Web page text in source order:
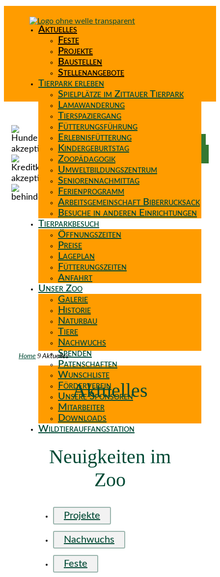
Aktuelles
Feste
Projekte
Baustellen
Stellenangebote
Tierpark erleben
Spielplätze im Zittauer Tierpark
Lamawanderung
Tierspaziergang
Fütterungsführung
Erlebnisfütterung
Kindergeburtstag
Zoopädagogik
Umweltbildungszentrum
Seniorennachmittag
Ferienprogramm
Arbeitsgemeinschaft Biberrucksack
Besuche in anderen Einrichtungen
Tierparkbesuch
Öffnungszeiten
Preise
Lageplan
Fütterungszeiten
Anfahrt
Unser Zoo
Galerie
Historie
Naturbau
Tiere
Nachwuchs
Spenden
Patenschaften
Wunschliste
Förderverein
Unsere Sponsoren
Mitarbeiter
Downloads
Wildtierauffangstation
Home 9 Aktuelles
Aktuelles
Neuigkeiten im
Zoo
Projekte
Nachwuchs
Feste